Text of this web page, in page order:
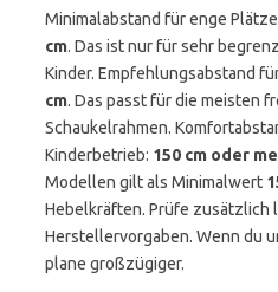
Minimalabstand für enge
cm. Das ist nur für sehr
Kinder. Empfehlungsabstand
cm. Das passt für die meisten
Schaukelrahmen.
Kinderbetrieb: 150 cm oder
Modellen gilt als Minimalwert
Hebelkräften. Prüfe zusätzlich
Herstellervorgaben. Wenn du
plane großzügiger.